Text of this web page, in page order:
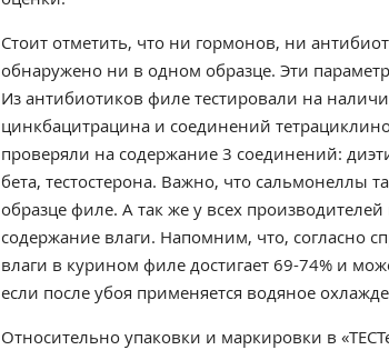
Стоит отметить, что ни гормонов, ни
обнаружено ни в одном образце. Эти
Из антибиотиков филе тестировали на
цинкбацитрацина и соединений
проверяли на содержание 3 соединений:
бета, тестостерона. Важно, что сальмонеллы
образце филе. А так же у всех
содержание влаги. Напомним, что, согласно
влаги в курином филе достигает 69-74% и
если после убоя применяется водяное
Относительно упаковки и маркировки в